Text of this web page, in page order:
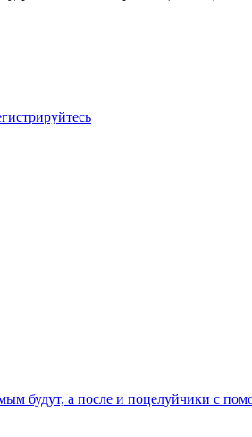
будут, а после и поцелуйчики с